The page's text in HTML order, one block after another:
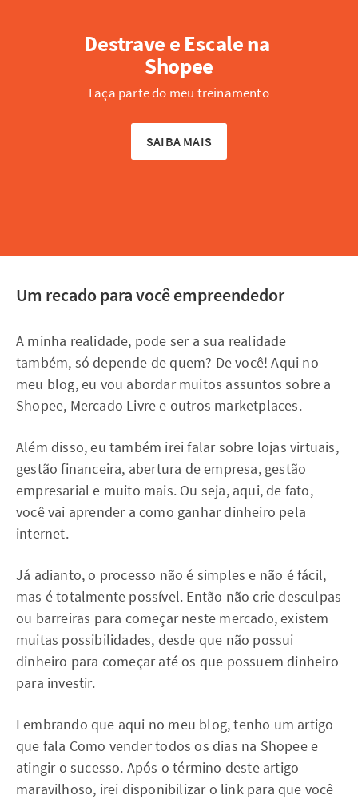
Destrave e Escale na
Shopee
Faça parte do meu treinamento
SAIBA MAIS
Um recado para você empreendedor
A minha realidade, pode ser a sua realidade
também, só depende de quem? De você! Aqui no
meu blog, eu vou abordar muitos assuntos sobre a
Shopee, Mercado Livre e outros marketplaces.
Além disso, eu também irei falar sobre lojas virtuais,
gestão financeira, abertura de empresa, gestão
empresarial e muito mais. Ou seja, aqui, de fato,
você vai aprender a como ganhar dinheiro pela
internet.
Já adianto, o processo não é simples e não é fácil,
mas é totalmente possível. Então não crie desculpas
ou barreiras para começar neste mercado, existem
muitas possibilidades, desde que não possui
dinheiro para começar até os que possuem dinheiro
para investir.
Lembrando que aqui no meu blog, tenho um artigo
que fala Como vender todos os dias na Shopee e
atingir o sucesso. Após o término deste artigo
maravilhoso, irei disponibilizar o link para que você